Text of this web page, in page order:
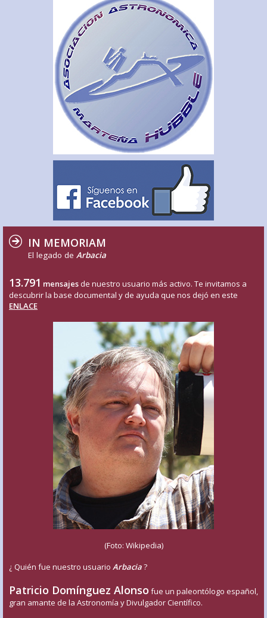
IN MEMORIAM
El legado de Arbacia
13.791 mensajes de nuestro usuario más activo. Te invitamos a
descubrir la base documental y de ayuda que nos dejó en este
ENLACE
(Foto: Wikipedia)
¿ Quién fue nuestro usuario Arbacia?
Patricio Domínguez Alonso fue un paleontólogo español,
gran amante de la Astronomía y Divulgador Científico.